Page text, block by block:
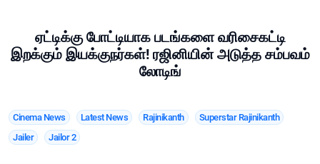
ஏட்டிக்கு போட்டியாக படங்களை வரிசைகட்டி
இறக்கும் இயக்குநர்கள்! ரஜினியின் அடுத்த சம்பவம்
லோடிங்
Cinema News Latest News Rajinikanth
Superstar Rajinikanth
Jailer
Jailor 2